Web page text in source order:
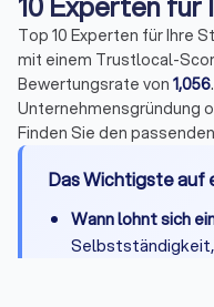
Top 10 Experten für Ihre
mit einem Trustlocal-
Bewertungsrate von 1,056
Unternehmensgründung
Finden Sie den
Das Wichtigste auf
Wann lohnt sich